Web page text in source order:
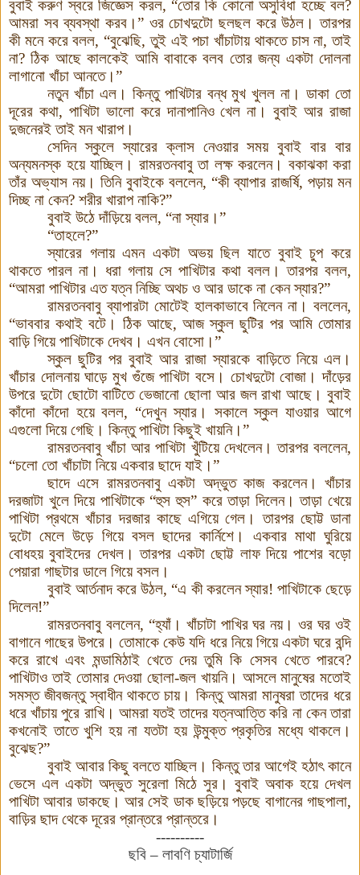
বুবাই করুণ স্বরে জিজ্ঞেস করল, “তোর কি কোনো অসুবিধা হচ্ছে বল?
আমরা সব ব্যবস্থা করব।” ওর চোখদুটো ছলছল করে উঠল ।তারপর
কী মনে করে বলল, “বুঝেছি, তুই এই পচা খাঁচাটায় থাকতে চাস না, তাই
না? ঠিক আছে কালকেই আমি বাবাকে বলব তোর জন্য একটা দোলনা
লাগানো খাঁচা আনতে।”
নতুন খাঁচা এল। কিন্তু পাখিটার বন্ধ মুখ খুলল না। ডাকা তো
দূরের কথা, পাখিটা ভালো করে দানাপানিও খেল না। বুবাই আর রাজা
দুজনেরই তাই মন খারাপ।
সেদিন স্কুলে স্যারের ক্লাস নেওয়ার সময় বুবাই বার বার
অন্যমনস্ক হয়ে যাচ্ছিল। রামরতনবাবু তা লক্ষ করলেন। বকাঝকা করা
তাঁর অভ্যাস নয়। তিনি বুবাইকে বললেন, “কী ব্যাপার রাজর্ষি, পড়ায় মন
দিচ্ছ না কেন? শরীর খারাপ নাকি?”
বুবাই উঠে দাঁড়িয়ে বলল, “না স্যার।”
“তাহলে?”
স্যারের গলায় এমন একটা অভয় ছিল যাতে বুবাই চুপ করে
থাকতে পারল না। ধরা গলায় সে পাখিটার কথা বলল। তারপর বলল,
“আমরা পাখিটার এত যত্ন নিচ্ছি অথচ ও আর ডাকে না কেন স্যার?”
রামরতনবাবু ব্যাপারটা মোটেই হালকাভাবে নিলেন না। বললেন,
“ভাববার কথাই বটে। ঠিক আছে, আজ স্কুল ছুটির পর আমি তোমার
বাড়ি গিয়ে পাখিটাকে দেখব। এখন বোসো।”
স্কুল ছুটির পর বুবাই আর রাজা স্যারকে বাড়িতে নিয়ে এল।
খাঁচার দোলনায় ঘাড়ে মুখ গুঁজে পাখিটা বসে। চোখদুটো বোজা। দাঁড়ের
উপরে দুটো ছোটো বাটিতে ভেজানো ছোলা আর জল রাখা আছে। বুবাই
কাঁদো কাঁদো হয়ে বলল, “দেখুন স্যার। সকালে স্কুল যাওয়ার আগে
এগুলো দিয়ে গেছি। কিন্তু পাখিটা কিছুই খায়নি।”
রামরতনবাবু খাঁচা আর পাখিটা খুঁটিয়ে দেখলেন। তারপর বললেন,
“চলো তো খাঁচাটা নিয়ে একবার ছাদে যাই।”
ছাদে এসে রামরতনবাবু একটা অদ্ভুত কাজ করলেন। খাঁচার
দরজাটা খুলে দিয়ে পাখিটাকে “হুস হুস” করে তাড়া দিলেন। তাড়া খেয়ে
পাখিটা প্রথমে খাঁচার দরজার কাছে এগিয়ে গেল। তারপর ছোট্ট ডানা
দুটো মেলে উড়ে গিয়ে বসল ছাদের কার্নিশে। একবার মাথা ঘুরিয়ে
বোধহয় বুবাইদের দেখল। তারপর একটা ছোট্ট লাফ দিয়ে পাশের বড়ো
পেয়ারা গাছটার ডালে গিয়ে বসল।
বুবাই আর্তনাদ করে উঠল, “এ কী করলেন স্যার! পাখিটাকে ছেড়ে
দিলেন!”
রামরতনবাবু বললেন, “হ্যাঁ। খাঁচাটা পাখির ঘর নয়। ওর ঘর ওই
বাগানে গাছের উপরে। তোমাকে কেউ যদি ধরে নিয়ে গিয়ে একটা ঘরে বন্দি
করে রাখে এবং মন্ডামিঠাই খেতে দেয় তুমি কি সেসব খেতে পারবে?
পাখিটাও তাই তোমার দেওয়া ছোলা-জল খায়নি। আসলে মানুষের মতোই
সমস্ত জীবজন্তু স্বাধীন থাকতে চায়। কিন্তু আমরা মানুষরা তাদের ধরে
ধরে খাঁচায় পুরে রাখি। আমরা যতই তাদের যত্নআত্তি করি না কেন তারা
কখনোই তাতে খুশি হয় না যতটা হয় উন্মুক্ত প্রকৃতির মধ্যে থাকলে।
বুঝেছ?”
বুবাই আবার কিছু বলতে যাচ্ছিল। কিন্তু তার আগেই হঠাৎ কানে
ভেসে এল একটা অদ্ভুত সুরেলা মিঠে সুর। বুবাই অবাক হয়ে দেখল
পাখিটা আবার ডাকছে। আর সেই ডাক ছড়িয়ে পড়ছে বাগানের গাছপালা,
বাড়ির ছাদ থেকে দূরের প্রান্তরে প্রান্তরে।
----------
ছবি – লাবণি চ্যাটার্জি